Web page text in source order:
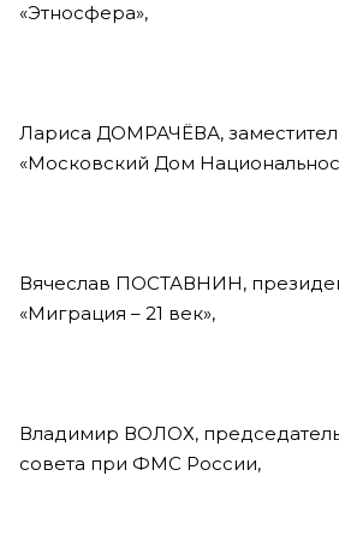
«Этносфера»,
Лариса ДОМРАЧЁВА,
«Московский Дом
Вячеслав ПОСТАВНИН,
«Миграция – 21 век»,
Владимир ВОЛОХ,
совета при ФМС России,